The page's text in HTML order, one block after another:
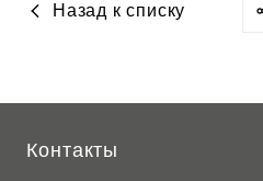
Назад к списку
Контакты